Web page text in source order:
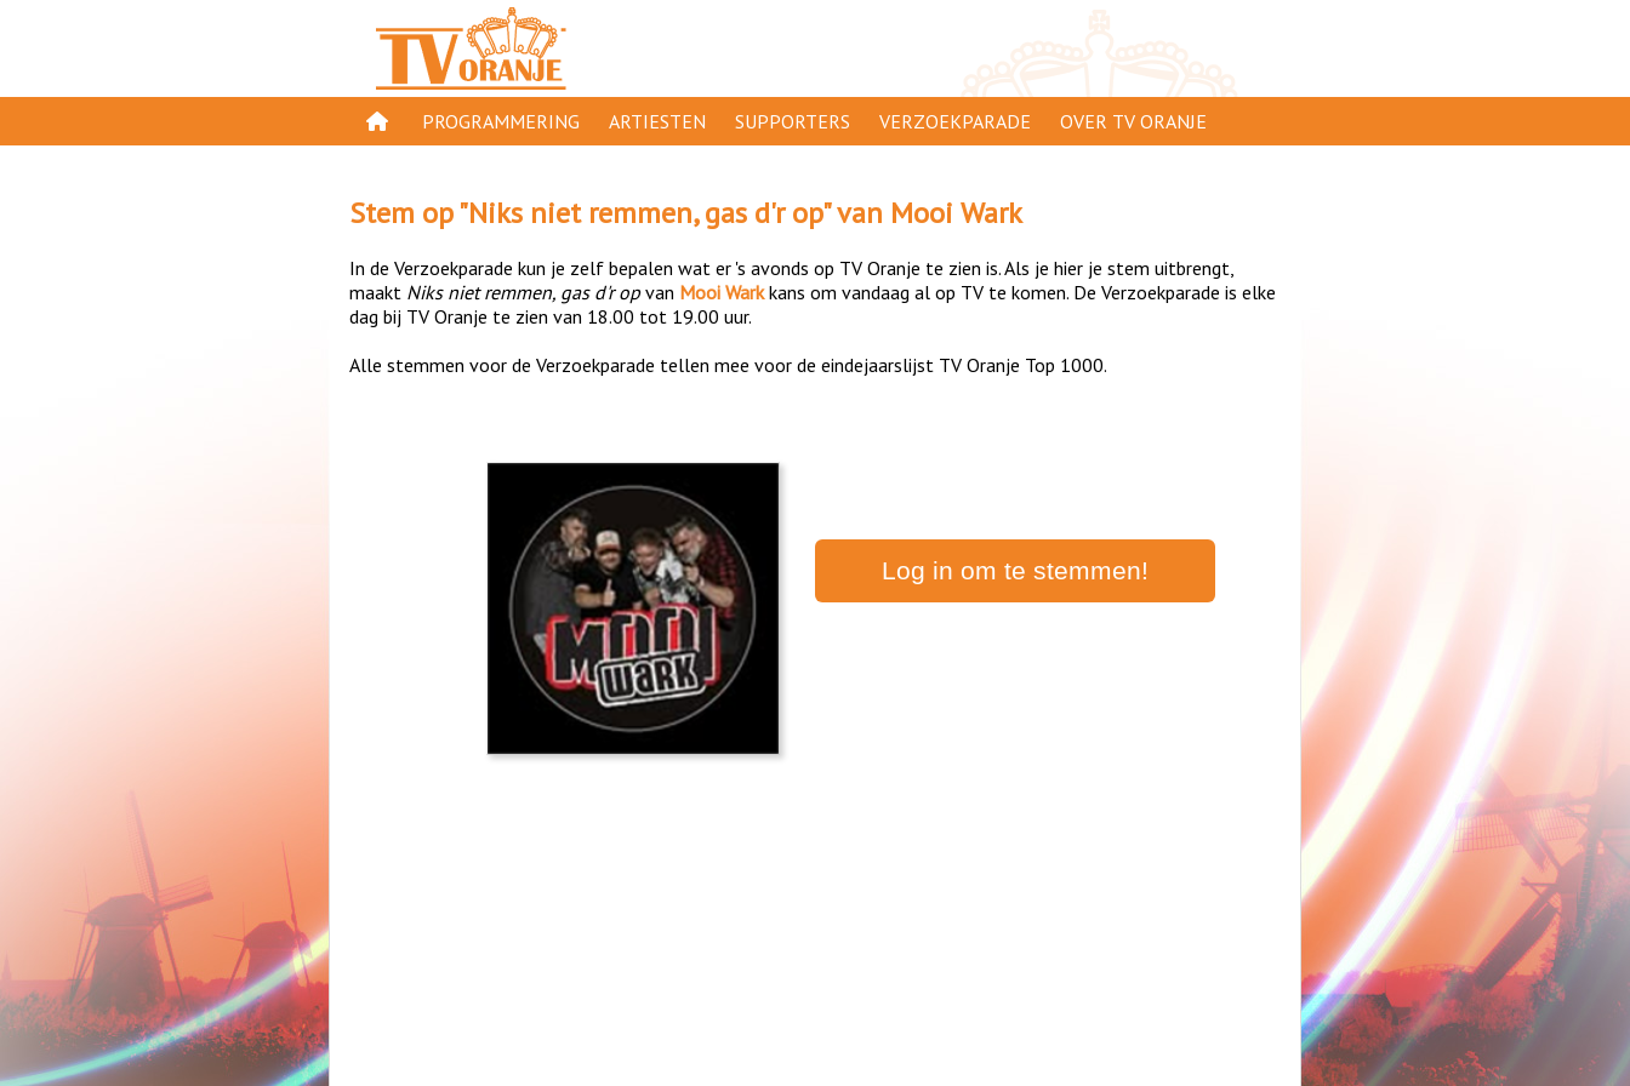
PROGRAMMERING
GESPEELD OP TV ORANJE
ORANJE KROON
TV ORANJE TOP 1000
11 VAN ORANJE
ARTIESTEN SUPPORTERS
AANMELDEN
VERZOEKPARADE OVER TV ORANJE
ADVERTEREN
PRIVACY
Stem op "Niks niet remmen, gas d'r op" van Mooi Wark
In de Verzoekparade kun je zelf bepalen wat er 's avonds op TV Oranje te zien is. Als je hier je stem uitbrengt,
maakt Niks niet remmen, gas d'r opvan Mooi Warkkans om vandaag al op TV te komen. De Verzoekparade is elke
dag bij TV Oranje te zien van 18.00 tot 19.00 uur.
Alle stemmen voor de Verzoekparade tellen mee voor de eindejaarslijst TV Oranje Top 1000.
Log in om te stemmen!